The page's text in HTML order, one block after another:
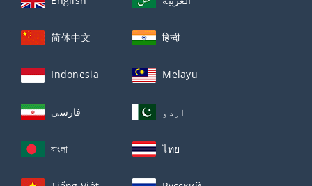
简体中文 हिन्दी
Indonesia Melayu
فارسی اردو
বাংলা ไทย